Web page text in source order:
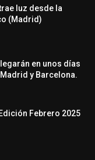
luz desde la
(Madrid)
en unos días
y Barcelona.
Febrero 2025